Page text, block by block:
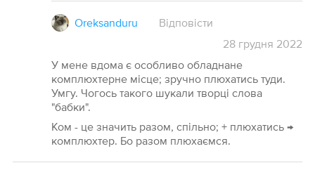
Oreksanduru
Відповісти
28 грудня 2022
У мене вдома є особливо обладнане
комплюхтерне місце; зручно плюхатись туди.
Умгу. Чогось такого шукали творці слова
"бабки".
Ком - це значить разом, спільно; + плюхатись →
комплюхтер. Бо разом плюхаємся.